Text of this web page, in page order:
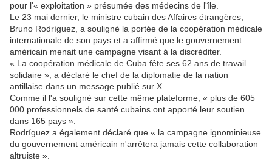
pour l'« exploitation » présumée des médecins de l'île.
Le 23 mai dernier, le ministre cubain des Affaires étrangères,
Bruno Rodríguez, a souligné la portée de la coopération médicale
internationale de son pays et a affirmé que le gouvernement
américain menait une campagne visant à la discréditer.
« La coopération médicale de Cuba fête ses 62 ans de travail
solidaire », a déclaré le chef de la diplomatie de la nation
antillaise dans un message publié sur X.
Comme il l'a souligné sur cette même plateforme, « plus de 605
000 professionnels de santé cubains ont apporté leur soutien
dans 165 pays ».
Rodríguez a également déclaré que « la campagne ignominieuse
du gouvernement américain n'arrêtera jamais cette collaboration
altruiste ».